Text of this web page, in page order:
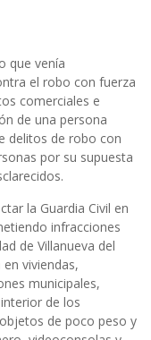
que venía
el robo con fuerza
comerciales e
de una persona
delitos de robo con
por su supuesta
la Guardia Civil en
infracciones
de Villanueva del
en viviendas,
municipales,
de los
de poco peso y